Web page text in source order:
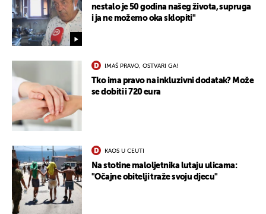
nestalo je 50 godina našeg života, supruga
i ja ne možemo oka sklopiti"
IMAŠ PRAVO, OSTVARI GA!
Tko ima pravo na inkluzivni dodatak? Može
se dobiti i 720 eura
KAOS U CEUTI
Na stotine maloljetnika lutaju ulicama:
"Očajne obitelji traže svoju djecu"